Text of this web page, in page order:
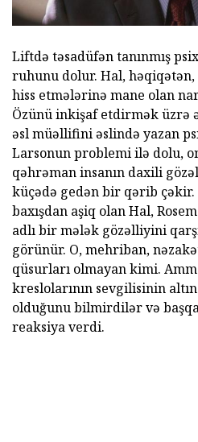
Liftdə təsadüfən tanınmış
ruhunu dolur. Hal,
hiss etmələrinə mane olan
Özünü inkişaf etdirmək üzrə
əsl müəllifini əslində yazan
Larsonun problemi ilə dolu,
qəhrəman insanın daxili
küçədə gedən bir qərib
baxışdan aşiq olan Hal,
adlı bir mələk gözəlliyini
görünür. O, mehriban,
qüsurları olmayan kimi.
kreslolarının sevgilisinin
olduğunu bilmirdilər və
reaksiya verdi.